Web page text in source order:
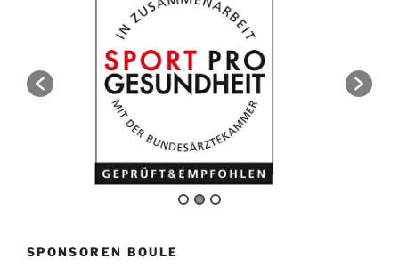
SPONSOREN BOULE